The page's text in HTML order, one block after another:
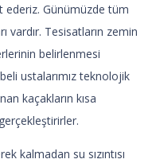
Günümüzde tüm
vardır. Tesisatların zemin
belirlenmesi
ustalarımız teknolojik
kaçakların kısa
kalmadan su sızıntısı